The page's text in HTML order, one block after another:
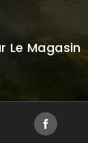
Le Magasin